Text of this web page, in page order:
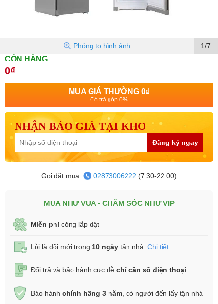
1/7
Phóng to hình ảnh
CÒN HÀNG
0₫
MUA GIÁ THƯỜNG 0₫
Có trả góp 0%
NHẬN BÁO GIÁ TẠI KHO
Đăng ký ngay
Gọi đặt mua: 02873006222 (7:30-22:00)
MUA NHƯ VUA - CHĂM SÓC NHƯ VIP
Miễn phícông lắp đặt
Lỗi là đổi mới trong 10 ngày tận nhà. Chi tiết
Đổi trả và bảo hành cực dễ chỉ cần số điện thoại
Bảo hành chính hãng 3 năm , có người đến lấy tận nhà